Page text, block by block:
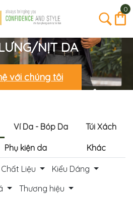
0
NỊT DA
với chúng tôi
Ví Da - Bóp Da Túi Xách
Phụ kiện da Khác
Chất Liệu
Kiểu Dáng
Thương hiệu